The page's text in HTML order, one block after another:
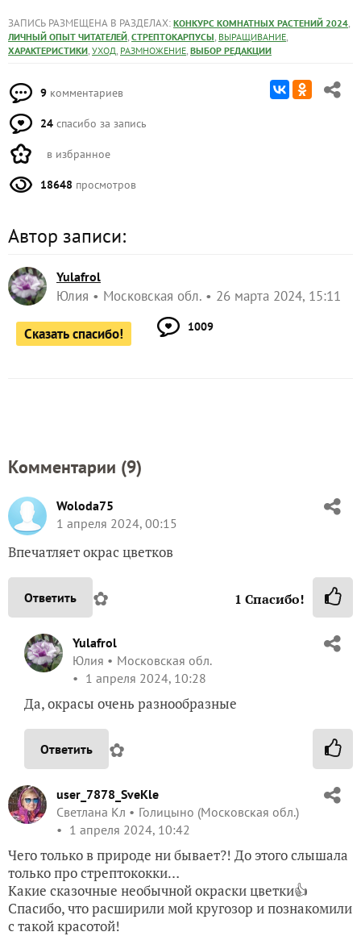
ЗАПИСЬ РАЗМЕЩЕНА В РАЗДЕЛАХ: КОНКУРС КОМНАТНЫХ РАСТЕНИЙ 2024,
ЛИЧНЫЙ ОПЫТ ЧИТАТЕЛЕЙ, СТРЕПТОКАРПУСЫ, ВЫРАЩИВАНИЕ,
ХАРАКТЕРИСТИКИ, УХОД, РАЗМНОЖЕНИЕ, ВЫБОР РЕДАКЦИИ
9 комментариев
24 спасибо за запись
в избранное
18648 просмотров
Автор записи:
Yulafrol
Юлия Московская обл. 26 марта 2024, 15:11
Сказать спасибо! 1009
Комментарии (9)
Woloda75
1 апреля 2024, 00:15
Впечатляет окрас цветков
Ответить ✿ 1 Спасибо!
Yulafrol
Юлия
Московская обл.
1 апреля 2024, 10:28
Да, окрасы очень разнообразные
Ответить ✿
user_7878_SveKle
Светлана Кл
Голицыно (Московская обл.)
1 апреля 2024, 10:42
Чего только в природе ни бывает?! До этого слышала
только про стрептококки…
Какие сказочные необычной окраски цветки👍
Спасибо, что расширили мой кругозор и познакомили
с такой красотой!